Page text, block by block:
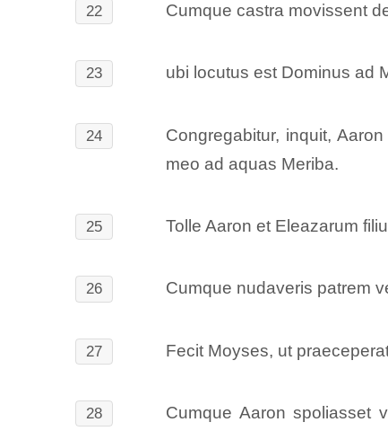
22 Cumque castra movissent
23 ubi locutus est Dominus ad
24
Congregabitur, inquit,
meo ad aquas Meriba.
25 Tolle Aaron et Eleazarum
26 Cumque nudaveris patrem
27 Fecit Moyses, ut
28
Cumque Aaron spoliasset